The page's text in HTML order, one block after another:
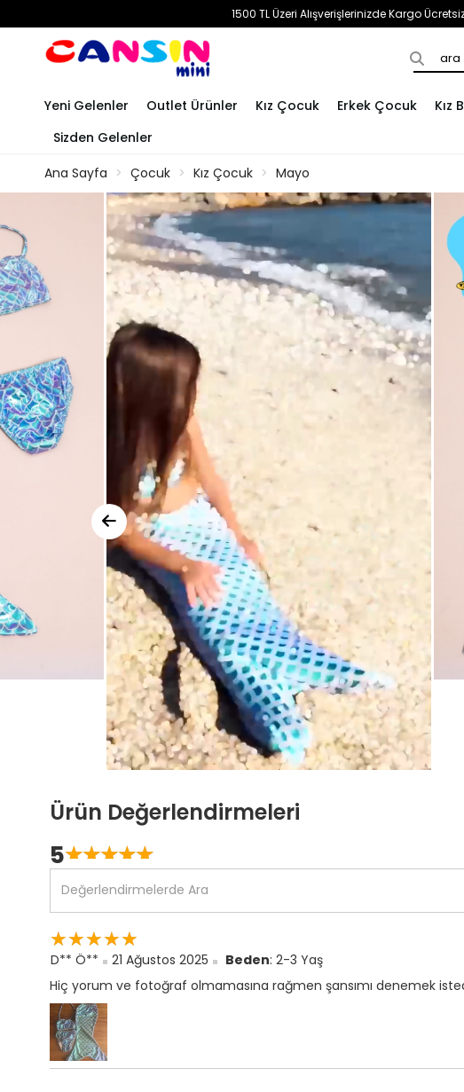
1500 TL Üzeri Alışverişlerinizde Kargo
Yeni Gelenler Outlet Ürünler Kız Çocuk Erkek Çocuk Kız
Sizden Gelenler
Ana Sayfa
Çocuk Kız Çocuk Mayo
Ürün Değerlendirmeleri
5☆☆☆☆☆
★★★★★
☆☆☆☆☆
★★★★★
D** Ö** 21 Ağustos 2025 Beden: 2-3 Yaş
Hiç yorum ve fotoğraf olmamasına rağmen şansımı denemek